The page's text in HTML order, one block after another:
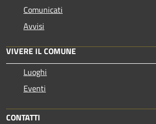
Comunicati
Avvisi
VIVERE IL COMUNE
Luoghi
Eventi
CONTATTI